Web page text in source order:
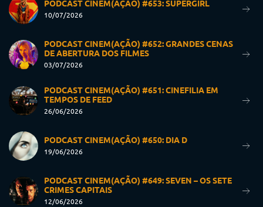
PODCAST CINEM(AÇÃO) #653: SUPERGIRL
10/07/2026
PODCAST CINEM(AÇÃO) #652: GRANDES CENAS
DE ABERTURA DOS FILMES
03/07/2026
PODCAST CINEM(AÇÃO) #651: CINEFILIA EM
TEMPOS DE FEED
26/06/2026
PODCAST CINEM(AÇÃO) #650: DIA D
19/06/2026
PODCAST CINEM(AÇÃO) #649: SEVEN – OS SETE
CRIMES CAPITAIS
12/06/2026